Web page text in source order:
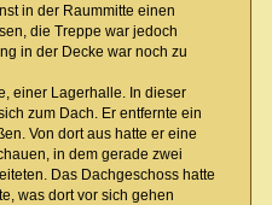
in der Raummitte einen
die Treppe war jedoch
in der Decke war noch zu
einer Lagerhalle. In dieser
zum Dach. Er entfernte ein
Von dort aus hatte er eine
in dem gerade zwei
Das Dachgeschoss hatte
was dort vor sich gehen